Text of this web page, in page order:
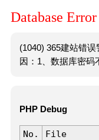
Database Error
(1040) 365建站错
因：1、数据库密码
PHP Debug
No. File